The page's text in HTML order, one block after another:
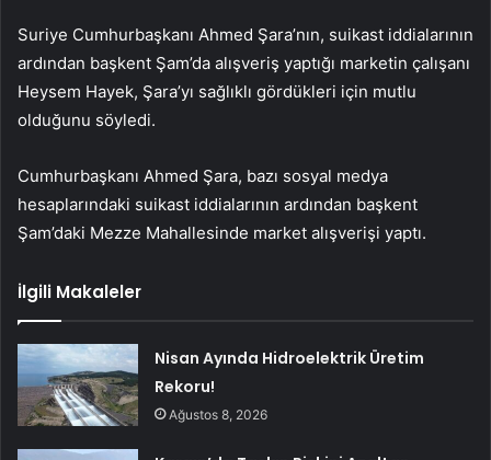
Suriye Cumhurbaşkanı Ahmed Şara’nın, suikast iddialarının
ardından başkent Şam’da alışveriş yaptığı marketin çalışanı
Heysem Hayek, Şara’yı sağlıklı gördükleri için mutlu
olduğunu söyledi.
Cumhurbaşkanı Ahmed Şara, bazı sosyal medya
hesaplarındaki suikast iddialarının ardından başkent
Şam’daki Mezze Mahallesinde market alışverişi yaptı.
İlgili Makaleler
Nisan Ayında Hidroelektrik Üretim
Rekoru!
Ağustos 8, 2026